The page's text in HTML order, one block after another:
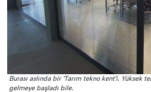
Burası aslında bir ‘Tarım tekno kent’i.
gelmeye başladı bile.